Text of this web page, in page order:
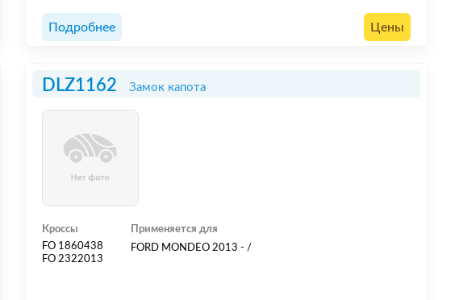
Подробнее Цены
DLZ1162 Замок капота
Кроссы
FO 1860438
FO 2322013
Применяется для
FORD MONDEO 2013 - /